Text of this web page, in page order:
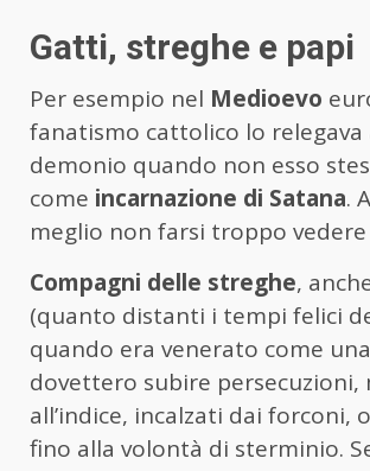
Gatti, streghe e papi
Per esempio nel Medioevo
fanatismo cattolico lo relegava
demonio quando non esso
come incarnazione di Satana.
meglio non farsi troppo
Compagni delle streghe,
(quanto distanti i tempi felici
quando era venerato come
dovettero subire persecuzioni,
all’indice, incalzati dai forconi,
fino alla volontà di sterminio.